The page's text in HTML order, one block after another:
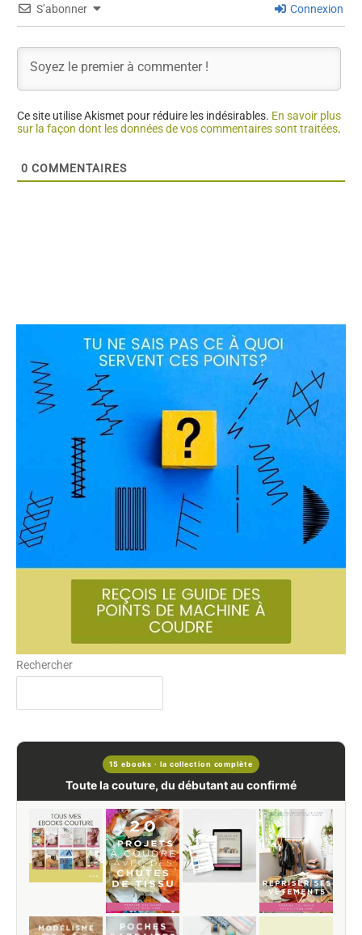
S’abonner Connexion
Ce site utilise Akismet pour réduire les indésirables. En savoir plus
sur la façon dont les données de vos commentaires sont traitées.
0 COMMENTAIRES
Rechercher
15 ebooks · la collection complète
Toute la couture, du débutant au confirmé